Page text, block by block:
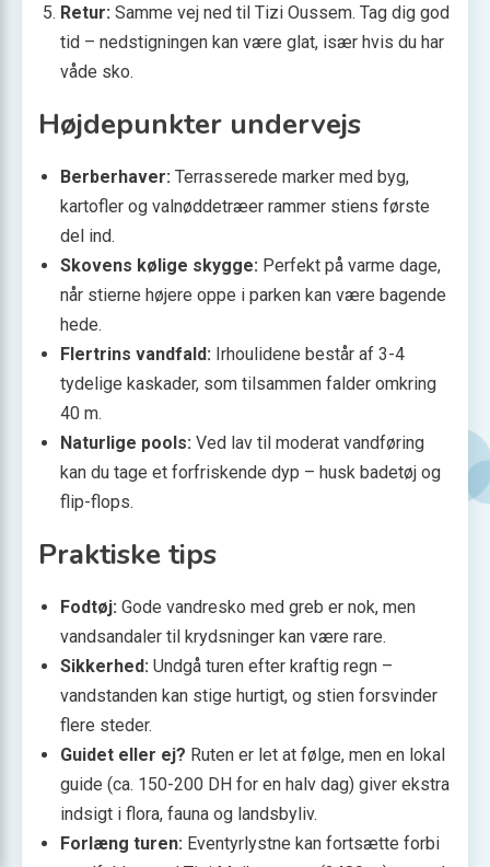
Retur: Samme vej ned til Tizi Oussem. Tag dig god
tid – nedstigningen kan være glat, især hvis du har
våde sko.
Højdepunkter undervejs
Berberhaver: Terrasserede marker med byg,
kartofler og valnøddetræer rammer stiens første
del ind.
Skovens kølige skygge: Perfekt på varme dage,
når stierne højere oppe i parken kan være bagende
hede.
Flertrins vandfald: Irhoulidene består af 3-4
tydelige kaskader, som tilsammen falder omkring
40 m.
Naturlige pools: Ved lav til moderat vandføring
kan du tage et forfriskende dyp – husk badetøj og
flip-flops.
Praktiske tips
Fodtøj: Gode vandresko med greb er nok, men
vandsandaler til krydsninger kan være rare.
Sikkerhed: Undgå turen efter kraftig regn –
vandstanden kan stige hurtigt, og stien forsvinder
flere steder.
Guidet eller ej? Ruten er let at følge, men en lokal
guide (ca. 150-200 DH for en halv dag) giver ekstra
indsigt i flora, fauna og landsbyliv.
Forlæng turen: Eventyrlystne kan fortsætte forbi